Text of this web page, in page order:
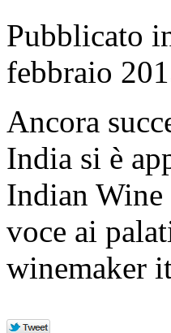
Pubblicato
febbraio
Ancora
India si è
Indian Wine
voce ai
winemaker